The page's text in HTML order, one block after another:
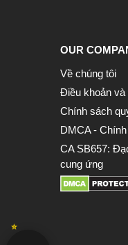
OUR
Về chúng tôi
Điều khoản và
Chính sách
DMCA -
CA SB657:
cung ứng